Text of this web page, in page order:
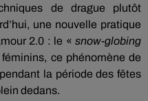
de drague plutôt
une nouvelle pratique
2.0 : le « snow-globing
ce phénomène de
la période des fêtes
dedans.